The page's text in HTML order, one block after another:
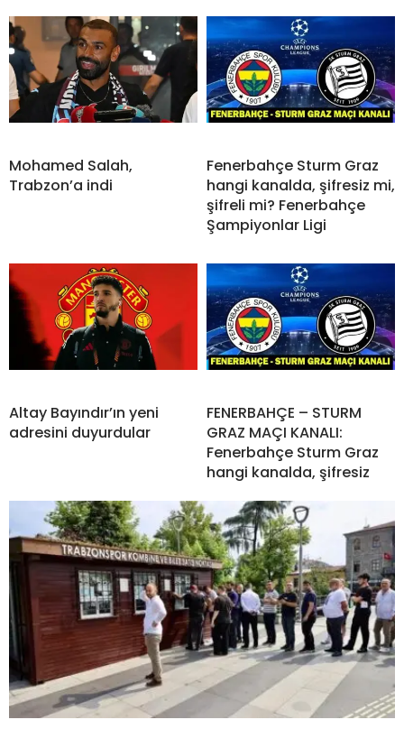
Mohamed Salah,
Trabzon’a indi
Fenerbahçe Sturm Graz
hangi kanalda, şifresiz mi,
şifreli mi? Fenerbahçe
Şampiyonlar Ligi
Altay Bayındır’ın yeni
adresini duyurdular
FENERBAHÇE – STURM
GRAZ MAÇI KANALI:
Fenerbahçe Sturm Graz
hangi kanalda, şifresiz